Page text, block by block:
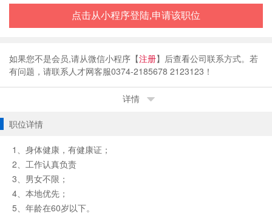
点击从小程序登陆,申请该职位
如果您不是会员,请从微信小程序【注册】后查看公司联系方式。若
有问题，请联系人才网客服0374-2185678 2123123！
详情
职位详情
1、身体健康，有健康证；
2、工作认真负责
3、男女不限；
4、本地优先；
5、年龄在60岁以下。